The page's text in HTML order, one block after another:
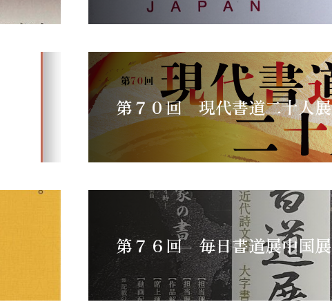
第７０回 現代書道二十人展
第７６回 毎日書道展中国展